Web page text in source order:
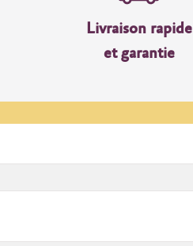
Livraison rapide
et garantie